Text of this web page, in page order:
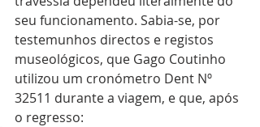
seu funcionamento. Sabia-se, por
testemunhos directos e registos
museológicos, que Gago Coutinho
utilizou um cronómetro Dent Nº
32511 durante a viagem, e que, após
o regresso: